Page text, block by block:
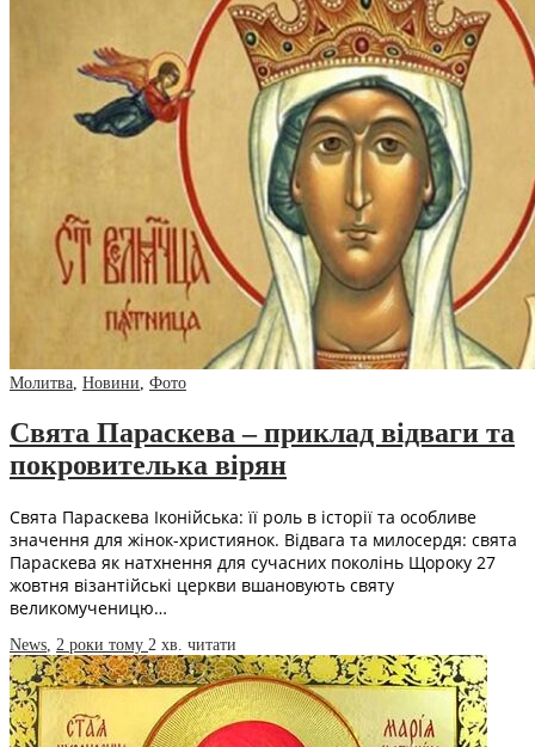
Молитва, Новини, Фото
Свята Параскева – приклад відваги та
покровителька вірян
Свята Параскева Іконійська: її роль в історії та особливе
значення для жінок-християнок. Відвага та милосердя: свята
Параскева як натхнення для сучасних поколінь Щороку 27
жовтня візантійські церкви вшановують святу
великомученицю…
News, 2 роки тому 2 хв. читати